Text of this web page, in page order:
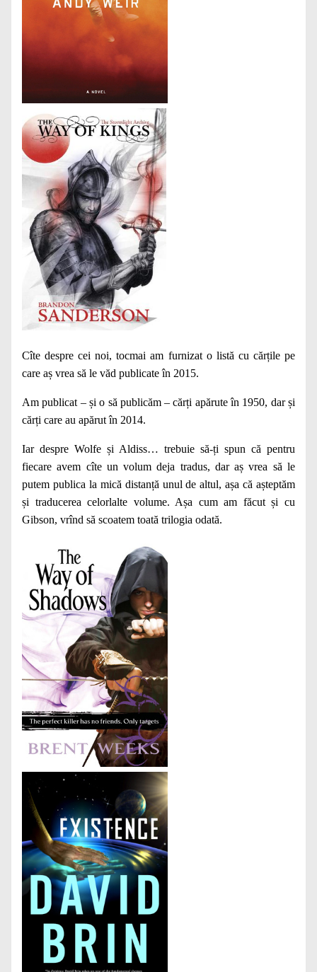
Cîte despre cei noi, tocmai am furnizat o listă cu cărțile pe
care aș vrea să le văd publicate în 2015.
Am publicat – și o să publicăm – cărți apărute în 1950, dar și
cărți care au apărut în 2014.
Iar despre Wolfe și Aldiss… trebuie să-ți spun că pentru
fiecare avem cîte un volum deja tradus, dar aș vrea să le
putem publica la mică distanță unul de altul, așa că așteptăm
și traducerea celorlalte volume. Așa cum am făcut și cu
Gibson, vrînd să scoatem toată trilogia odată.